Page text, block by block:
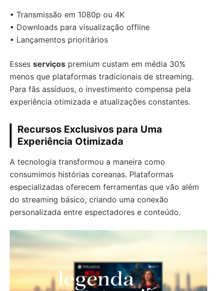
• Transmissão em 1080p ou 4K
• Downloads para visualização offline
• Lançamentos prioritários
Esses serviços premium custam em média 30%
menos que plataformas tradicionais de streaming.
Para fãs assíduos, o investimento compensa pela
experiência otimizada e atualizações constantes.
Recursos Exclusivos para Uma
Experiência Otimizada
A tecnologia transformou a maneira como
consumimos histórias coreanas. Plataformas
especializadas oferecem ferramentas que vão além
do streaming básico, criando uma conexão
personalizada entre espectadores e conteúdo.